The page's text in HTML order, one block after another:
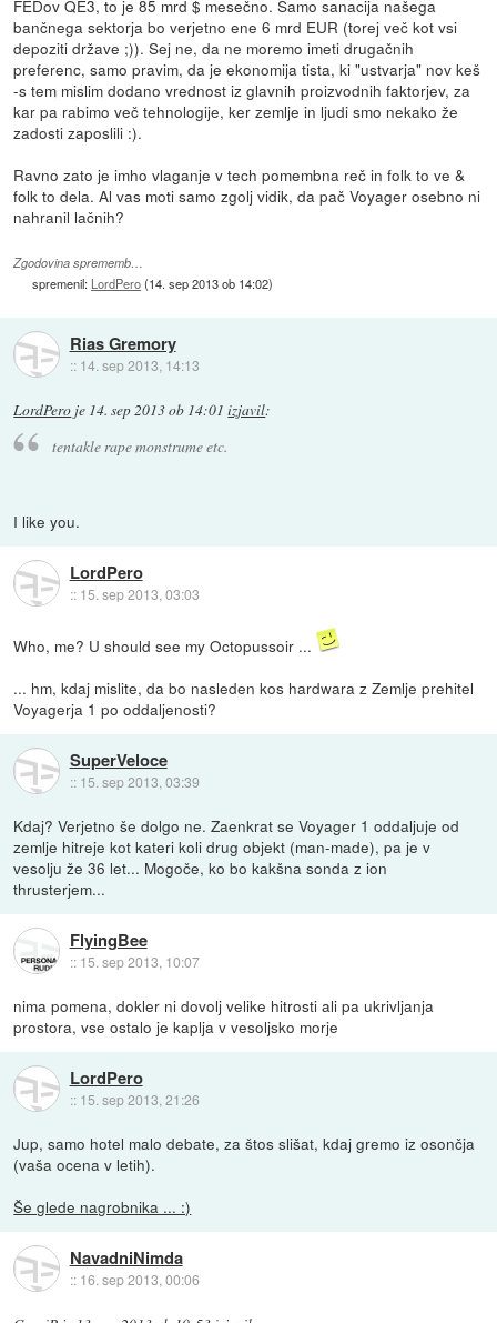
FEDov QE3, to je 85 mrd $ mesečno. Samo sanacija našega
bančnega sektorja bo verjetno ene 6 mrd EUR (torej več kot vsi
depoziti države ;)). Sej ne, da ne moremo imeti drugačnih
preferenc, samo pravim, da je ekonomija tista, ki "ustvarja" nov keš
-s tem mislim dodano vrednost iz glavnih proizvodnih faktorjev, za
kar pa rabimo več tehnologije, ker zemlje in ljudi smo nekako že
zadosti zaposlili :).
Ravno zato je imho vlaganje v tech pomembna reč in folk to ve &
folk to dela. Al vas moti samo zgolj vidik, da pač Voyager osebno ni
nahranil lačnih?
Zgodovina sprememb…
spremenil: LordPero(14. sep 2013 ob 14:02)
Rias Gremory
:: 14. sep 2013, 14:13
LordPero je 14. sep 2013 ob 14:01 izjavil:
tentakle rape monstrume etc.
I like you.
LordPero
:: 15. sep 2013, 03:03
Who, me? U should see my Octopussoir ...
... hm, kdaj mislite, da bo nasleden kos hardwara z Zemlje prehitel
Voyagerja 1 po oddaljenosti?
SuperVeloce
:: 15. sep 2013, 03:39
Kdaj? Verjetno še dolgo ne. Zaenkrat se Voyager 1 oddaljuje od
zemlje hitreje kot kateri koli drug objekt (man-made), pa je v
vesolju že 36 let... Mogoče, ko bo kakšna sonda z ion
thrusterjem...
FlyingBee
:: 15. sep 2013, 10:07
nima pomena, dokler ni dovolj velike hitrosti ali pa ukrivljanja
prostora, vse ostalo je kaplja v vesoljsko morje
LordPero
:: 15. sep 2013, 21:26
Jup, samo hotel malo debate, za štos slišat, kdaj gremo iz osončja
(vaša ocena v letih).
Še glede nagrobnika ... :)
NavadniNimda
:: 16. sep 2013, 00:06